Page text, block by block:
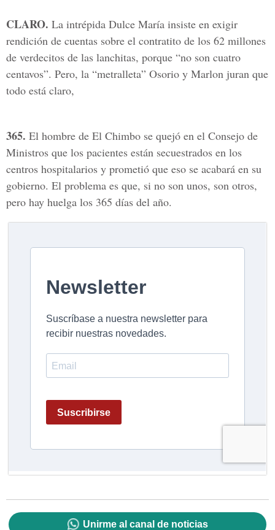
CLARO. La intrépida Dulce María insiste en exigir
rendición de cuentas sobre el contratito de los 62 millones
de verdecitos de las lanchitas, porque “no son cuatro
centavos”. Pero, la “metralleta” Osorio y Marlon juran que
todo está claro,
365. El hombre de El Chimbo se quejó en el Consejo de
Ministros que los pacientes están secuestrados en los
centros hospitalarios y prometió que eso se acabará en su
gobierno. El problema es que, si no son unos, son otros,
pero hay huelga los 365 días del año.
Unirme al canal de noticias